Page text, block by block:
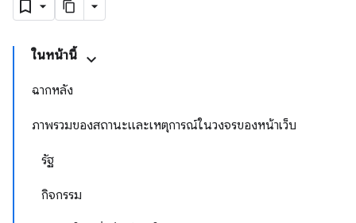
ในหน้านี้
ฉากหลัง
ภาพรวมของสถานะและเหตุการณ์ในวงจรของหน้าเว็บ
รัฐ
กิจกรรม